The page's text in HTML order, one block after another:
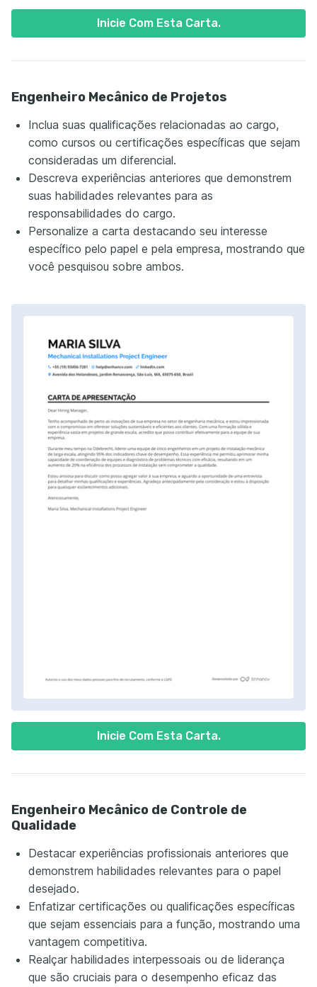
Inicie Com Esta Carta.
Inicie Com Esta Carta.
Engenheiro Mecânico de Projetos
Inclua suas qualificações relacionadas ao cargo,
como cursos ou certificações específicas que sejam
consideradas um diferencial.
Descreva experiências anteriores que demonstrem
suas habilidades relevantes para as
responsabilidades do cargo.
Personalize a carta destacando seu interesse
específico pelo papel e pela empresa, mostrando que
você pesquisou sobre ambos.
Engenheiro Mecânico de Controle de
Qualidade
Destacar experiências profissionais anteriores que
demonstrem habilidades relevantes para o papel
desejado.
Enfatizar certificações ou qualificações específicas
que sejam essenciais para a função, mostrando uma
vantagem competitiva.
Realçar habilidades interpessoais ou de liderança
que são cruciais para o desempenho eficaz das